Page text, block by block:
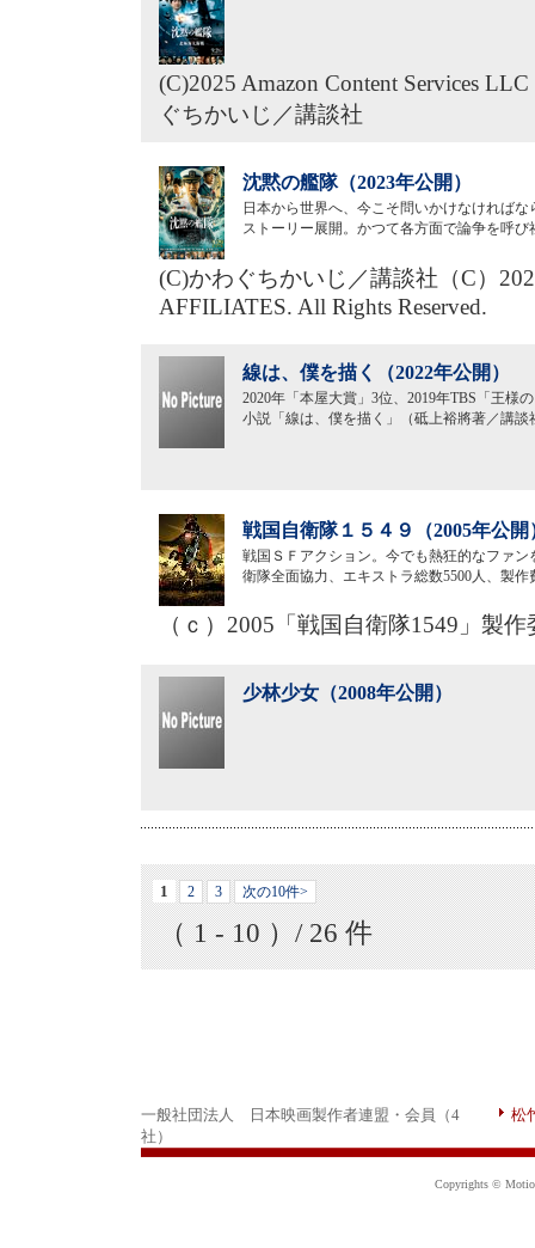
(C)2025 Amazon Content Services
ぐちかいじ／講談社
沈黙の艦隊（2023年公開）
日本から世界へ、今こそ問いかけなければ
ストーリー展開。かつて各方面で論争を呼
(C)かわぐちかいじ／講談社（C）
AFFILIATES. All Rights Reserved.
線は、僕を描く（2022年公開）
2020年「本屋大賞」3位、2019年TBS「王様
小説「線は、僕を描く」（砥上裕將著／講
戦国自衛隊１５４９（2005年公開
戦国ＳＦアクション。今でも熱狂的なファ
衛隊全面協力、エキストラ総数5500人、製
（ｃ）2005「戦国自衛隊1549」製作
少林少女（2008年公開）
1 2 3 次の10件>
（ 1 - 10 ）/ 26 件
一般社団法人 日本映画製作者連盟・会員（4
社）
松
Copyrights ©